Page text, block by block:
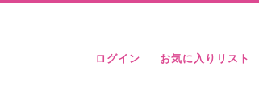
ログイン お気に入りリスト